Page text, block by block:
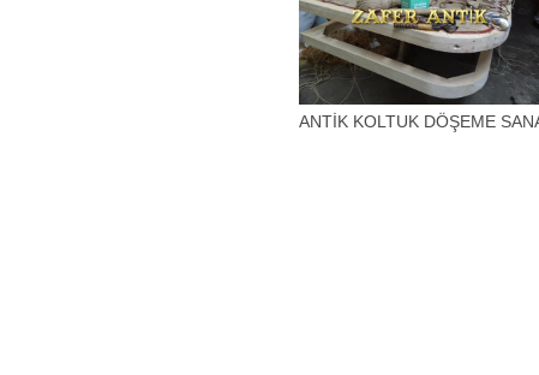
ANTİK KOLTUK DÖŞEME